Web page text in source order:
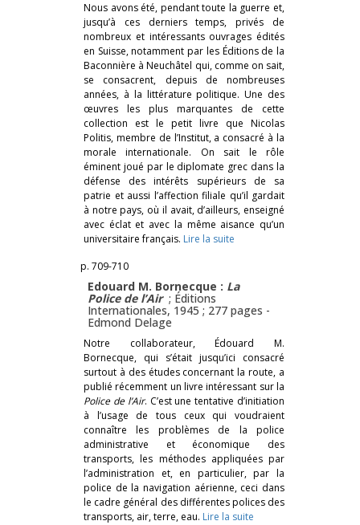
Nous avons été, pendant toute la guerre et,
jusqu’à ces derniers temps, privés de
nombreux et intéressants ouvrages édités
en Suisse, notamment par les Éditions de la
Baconnière à Neuchâtel qui, comme on sait,
se consacrent, depuis de nombreuses
années, à la littérature politique. Une des
œuvres les plus marquantes de cette
collection est le petit livre que Nicolas
Politis, membre de l’Institut, a consacré à la
morale internationale. On sait le rôle
éminent joué par le diplomate grec dans la
défense des intérêts supérieurs de sa
patrie et aussi l’affection filiale qu’il gardait
à notre pays, où il avait, d’ailleurs, enseigné
avec éclat et avec la même aisance qu’un
universitaire français. Lire la suite
p. 709-710
Edouard M. Bornecque : La
Police de l’Air ; Éditions
Internationales, 1945 ; 277 pages -
Edmond Delage
Notre collaborateur, Édouard M.
Bornecque, qui s’était jusqu’ici consacré
surtout à des études concernant la route, a
publié récemment un livre intéressant sur la
Police de l’Air. C’est une tentative d’initiation
à l’usage de tous ceux qui voudraient
connaître les problèmes de la police
administrative et économique des
transports, les méthodes appliquées par
l’administration et, en particulier, par la
police de la navigation aérienne, ceci dans
le cadre général des différentes polices des
transports, air, terre, eau. Lire la suite